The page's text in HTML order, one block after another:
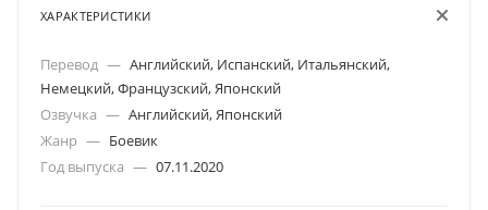
ХАРАКТЕРИСТИКИ
Перевод — Английский, Испанский, Итальянский,
Немецкий, Французский, Японский
Озвучка — Английский, Японский
Жанр — Боевик
Год выпуска — 07.11.2020